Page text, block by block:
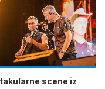
scene iz